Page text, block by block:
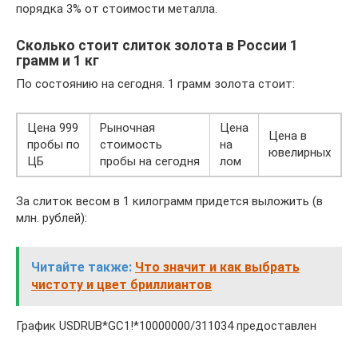
порядка 3% от стоимости металла.
Сколько стоит слиток золота в России 1
грамм и 1 кг
По состоянию на сегодня. 1 грамм золота стоит:
Цена 999
пробы по
ЦБ
Рыночная
стоимость
пробы на сегодня
Цена
на
лом
Цена в
ювелирных
За слиток весом в 1 килограмм придется выложить (в
млн. рублей):
Читайте также: Что значит и как выбрать
чистоту и цвет бриллиантов
График USDRUB*GC1!*10000000/311034 предоставлен